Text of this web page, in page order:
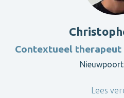
Contextueel therapeut
Lees